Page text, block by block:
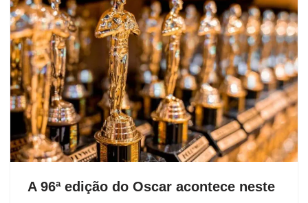
A 96ª edição do Oscar acontece neste